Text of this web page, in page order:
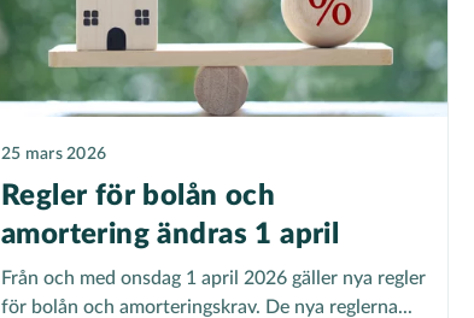
25 mars 2026
Regler för bolån och
amortering ändras 1 april
Från och med onsdag 1 april 2026 gäller nya regler
för bolån och amorteringskrav. De nya reglerna...